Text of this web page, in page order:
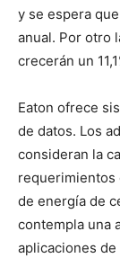
y se espera
anual. Por otro
crecerán un
Eaton ofrece
de datos. Los
consideran la
requerimientos
de energía de
contempla una
aplicaciones de